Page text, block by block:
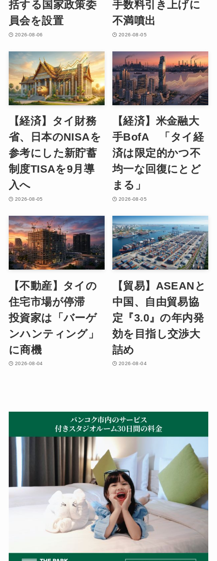
括する国家政策委
員会を設置
2026-08-06
手数料引き上げに
不満噴出
2026-08-05
【経済】タイ財務
省、日本のNISAを
参考にした新貯蓄
制度TISAを9月導
入へ
2026-08-05
【経済】米金融大
手BofA 「タイ経
済は限定的かつ不
均一な回復にとど
まる」
2026-08-05
【不動産】タイの
住宅市場が停滞
投資家は「バーゲ
ンハンティング」
に商機
2026-08-04
【貿易】ASEANと
中国、自由貿易協
定『3.0』の年内発
効を目指し交渉大
詰め
2026-08-04